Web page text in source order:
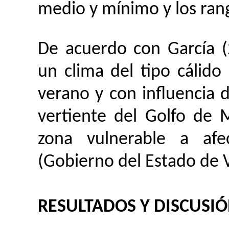
medio y mínimo y los
De acuerdo con García
un clima del tipo cálido
verano y con influencia
vertiente del Golfo de
zona vulnerable a
(Gobierno del Estado de
RESULTADOS Y